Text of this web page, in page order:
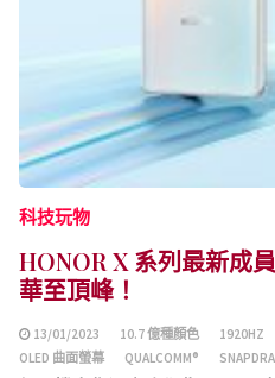
科技玩物
HONOR X 系列最新成
華至頂峰！
13/01/2023 10.7 億種顏色 1920HZ
OLED 曲面螢幕
QUALCOMM®